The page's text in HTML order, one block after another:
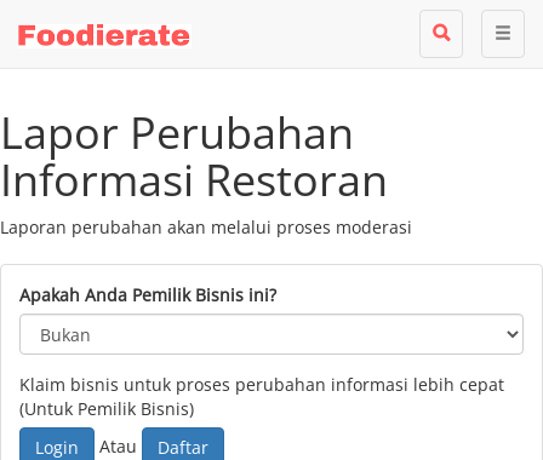
Lapor Perubahan
Informasi Restoran
Laporan perubahan akan melalui proses moderasi
Apakah Anda Pemilik Bisnis ini?
Klaim bisnis untuk proses perubahan informasi lebih cepat
(Untuk Pemilik Bisnis)
Login
Atau Daftar